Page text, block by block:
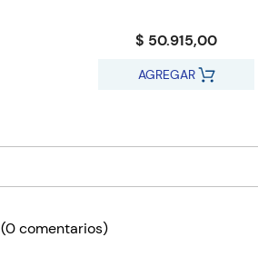
$ 50.915,00
AGREGAR
(0 comentarios)